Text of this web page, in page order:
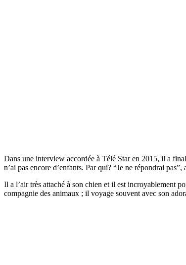
Dans une interview accordée à Télé Star en 2015, il a
n’ai pas encore d’enfants. Par qui? “Je ne répondrai
Il a l’air très attaché à son chien et il est incroyablement
compagnie des animaux ; il voyage souvent avec son